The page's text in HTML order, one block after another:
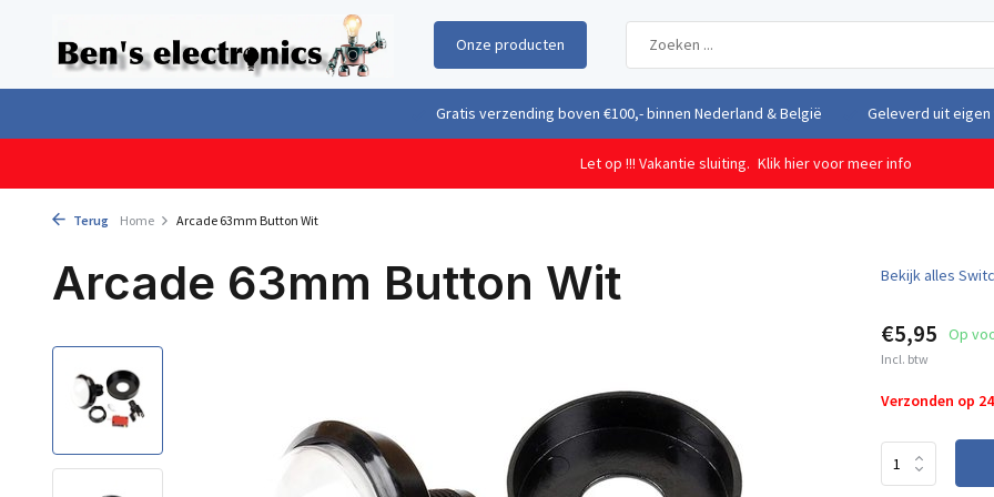
Onze producten
Geleverd uit eigen voorraad vanuit ons magazijn in Nederland Gratis
Let op !!! Vakantie sluiting. Klik hier voor meer info
Terug Home Arcade 63mm Button Wit
Arcade 63mm Button Wit Bekijk alles
€5,95 Op
Incl. btw
Verzonden op